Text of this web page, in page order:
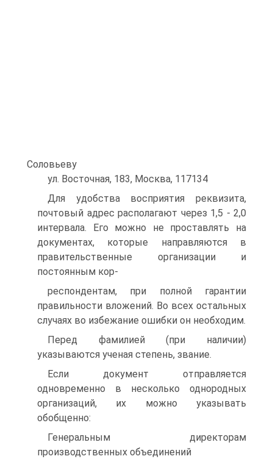
Соловьеву
ул. Восточная, 183, Москва, 117134
Для удобства восприятия реквизита,
почтовый адрес располагают через 1,5 - 2,0
интервала. Его можно не проставлять на
документах, которые направляются в
правительственные организации и
постоянным кор-
респондентам, при полной гарантии
правильности вложений. Во всех остальных
случаях во избежание ошибки он необходим.
Перед фамилией (при наличии)
указываются ученая степень, звание.
Если документ отправляется
одновременно в несколько однородных
организаций, их можно указывать
обобщенно:
Генеральным директорам
производственных объединений